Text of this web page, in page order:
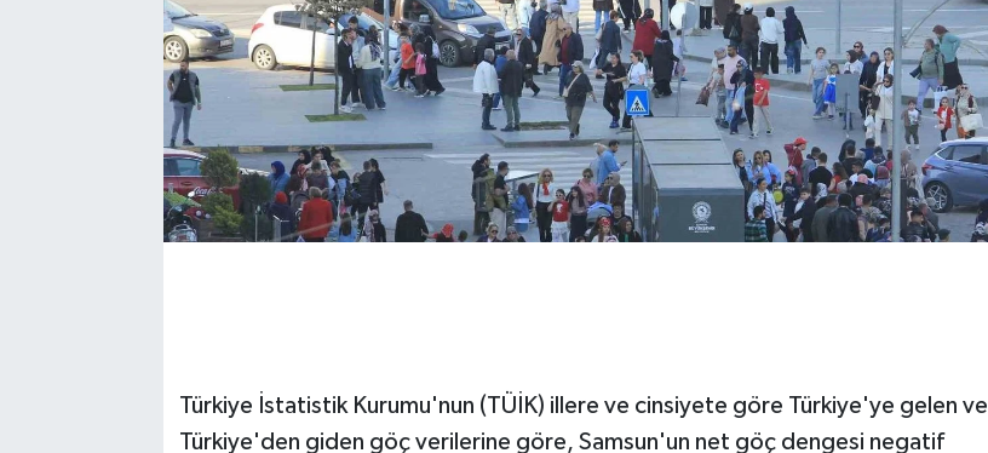
Türkiye İstatistik Kurumu'nun (TÜİK) illere ve cinsiyete göre Türkiye'ye gelen ve
Türkiye'den giden göç verilerine göre, Samsun'un net göç dengesi negatif